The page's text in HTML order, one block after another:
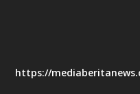
https://